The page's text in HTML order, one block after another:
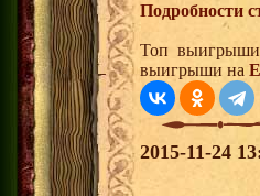
Подробности
Топ выигрыши
выигрыши на
2015-11-24